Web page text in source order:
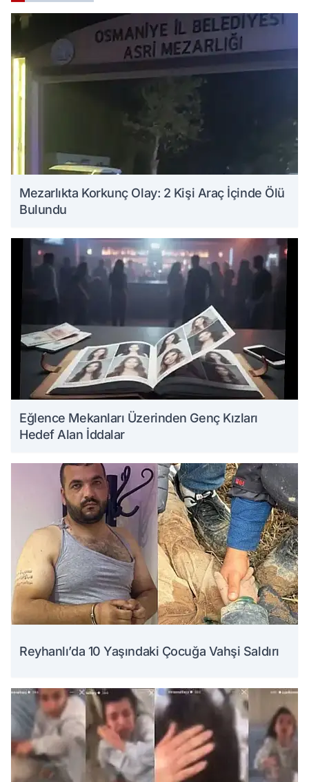
Mezarlıkta Korkunç Olay: 2 Kişi Araç İçinde Ölü
Bulundu
Eğlence Mekanları Üzerinden Genç Kızları
Hedef Alan İddalar
Reyhanlı’da 10 Yaşındaki Çocuğa Vahşi Saldırı